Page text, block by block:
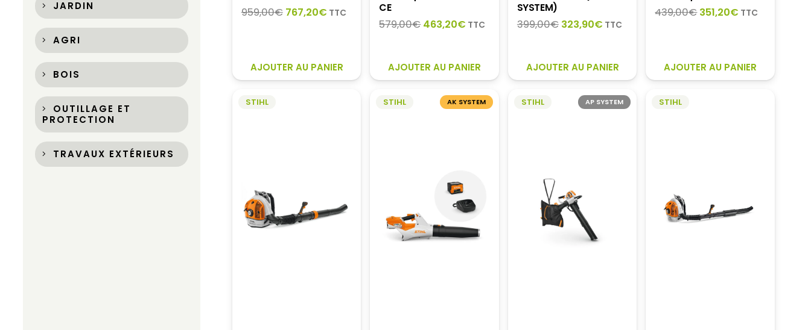
JARDIN
AGRI
BOIS
OUTILLAGE ET
PROTECTION
TRAVAUX EXTÉRIEURS
959,00€ Le
959,00€.
767,20€Le
767,20€.
TTC
AJOUTER AU PANIER
CE
579,00€ Le
était :
579,00€.
463,20€ Le
est :
463,20€.
TTC
AJOUTER AU PANIER
SYSTEM)
399,00€ Le
était :
399,00€.
323,90€Le
est :
323,90€.
TTC
AJOUTER AU PANIER
439,00€Le
439,00€.
351,20€ Le
351,20€.
TTC
AJOUTER AU PANIER
STIHL AK SYSTEM
STIHL AP SYSTEM
STIHL STIHL